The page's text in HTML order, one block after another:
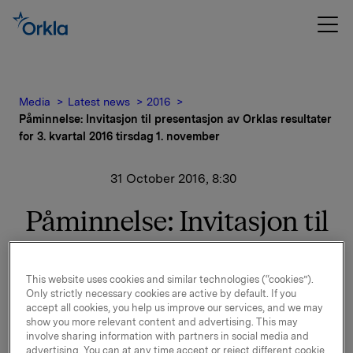
Media Latest news
2016
Påminnelse: Invitasjon til presentasjon av Orklas resultater
for 3. kvartal 2016 tirsdag 1. november
31 October 2016, 8:30
Påminnelse: Invitasjon til
presentasjon av Orklas
resultater for 3. kvartal
2016 tirsdag 1. november
This website uses cookies and similar technologies (“cookies”).
Only strictly necessary cookies are active by default. If you
accept all cookies, you help us improve our services, and we may
show you more relevant content and advertising. This may
involve sharing information with partners in social media and
advertising. You can at any time accept or reject different cookie